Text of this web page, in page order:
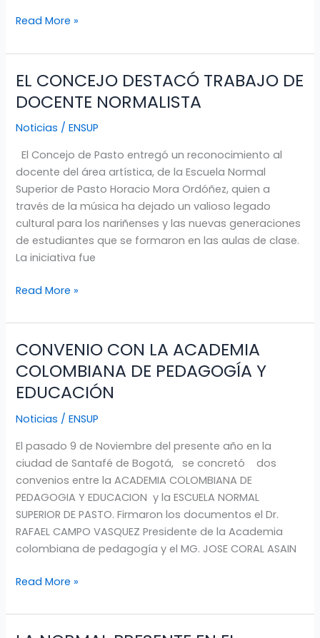
Read More »
EL CONCEJO DESTACÓ TRABAJO DE
DOCENTE NORMALISTA
Noticias /ENSUP
El Concejo de Pasto entregó un reconocimiento al
docente del área artística, de la Escuela Normal
Superior de Pasto Horacio Mora Ordóñez, quien a
través de la música ha dejado un valioso legado
cultural para los nariñenses y las nuevas generaciones
de estudiantes que se formaron en las aulas de clase.
La iniciativa fue
EL
CONCEJO
DESTACÓ
TRABAJO
DOCENTE
NORMALISTA
Read More »
CONVENIO CON LA ACADEMIA
COLOMBIANA DE PEDAGOGÍA Y
EDUCACIÓN
Noticias /ENSUP
El pasado 9 de Noviembre del presente año en la
ciudad de Santafé de Bogotá, se concretó dos
convenios entre la ACADEMIA COLOMBIANA DE
PEDAGOGIA Y EDUCACION y la ESCUELA NORMAL
SUPERIOR DE PASTO. Firmaron los documentos el Dr.
RAFAEL CAMPO VASQUEZ Presidente de la Academia
colombiana de pedagogía y el MG. JOSE CORAL ASAIN
CONVENIO
CON
LA
ACADEMIA
COLOMBIANA
PEDAGOGÍA
Y
EDUCACIÓN
Read More »